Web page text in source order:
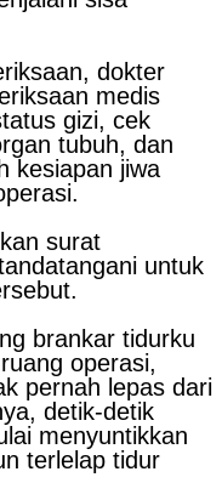
dokter
medis
gizi, cek
tubuh, dan
kesiapan jiwa
surat
untuk
brankar tidurku
operasi,
pernah lepas dari
detik-detik
menyuntikkan
terlelap tidur